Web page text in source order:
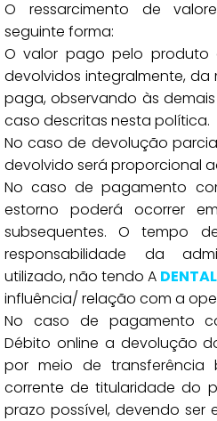
O ressarcimento de
seguinte forma:
O valor pago pelo produto
devolvidos integralmente,
paga, observando às
caso descritas nesta política.
No caso de devolução
devolvido será proporcional
No caso de pagamento
estorno poderá ocorrer
subsequentes. O tempo
responsabilidade da
utilizado, não tendo A
influência/ relação com a
No caso de pagamento
Débito online a devolução
por meio de
corrente de titularidade do
prazo possível, devendo ser